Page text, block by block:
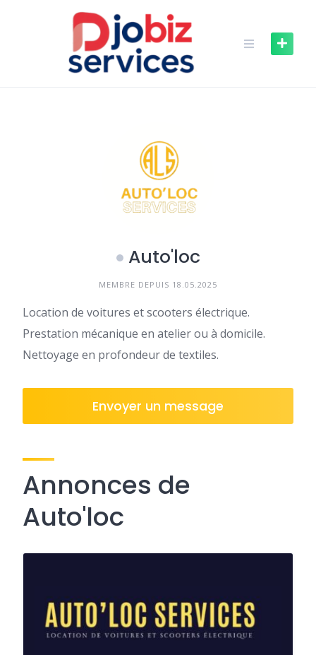
Auto'loc
MEMBRE DEPUIS 18.05.2025
Location de voitures et scooters électrique.
Prestation mécanique en atelier ou à domicile.
Nettoyage en profondeur de textiles.
Envoyer un message
Annonces de
Auto'loc